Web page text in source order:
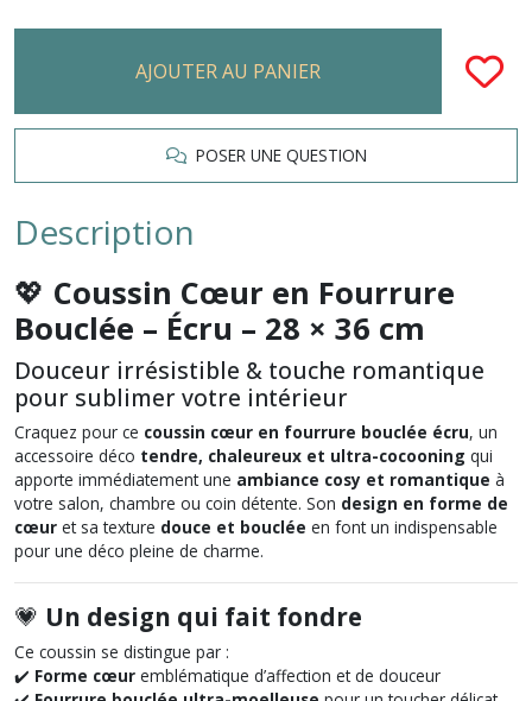
AJOUTER AU PANIER
POSER UNE QUESTION
Description
💖 Coussin Cœur en Fourrure
Bouclée – Écru – 28 × 36 cm
Douceur irrésistible & touche romantique
pour sublimer votre intérieur
Craquez pour ce coussin cœur en fourrure bouclée écru, un
accessoire déco tendre, chaleureux et ultra-cocooning qui
apporte immédiatement une ambiance cosy et romantique à
votre salon, chambre ou coin détente. Son design en forme de
cœur et sa texture douce et bouclée en font un indispensable
pour une déco pleine de charme.
💗 Un design qui fait fondre
Ce coussin se distingue par :
✔️ Forme cœur emblématique d’affection et de douceur